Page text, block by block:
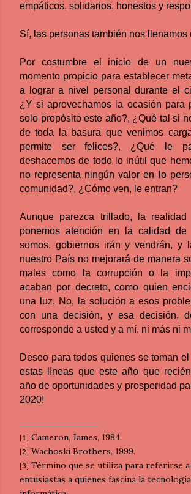
empáticos, solidarios, honestos y
Sí, las personas también nos llenamos
Por costumbre el inicio de un
momento propicio para establecer
a lograr a nivel personal durante el
¿Y si aprovechamos la ocasión para
solo propósito este año?, ¿Qué tal si
de toda la basura que venimos
permite ser felices?, ¿Qué le
deshacemos de todo lo inútil que
no representa ningún valor en lo
comunidad?, ¿Cómo ven, le entran?
Aunque parezca trillado, la
ponemos atención en la calidad de
somos, gobiernos irán y vendrán, y
nuestro País no mejorará de manera
males como la corrupción o la
acaban por decreto, como quien
una luz. No, la solución a esos
con una decisión, y esa decisión,
corresponde a usted y a mí, ni más ni
Deseo para todos quienes se toman
estas líneas que este año que
año de oportunidades y prosperidad
2020!
[1] Cameron, James, 1984.
[2] Wachoski Brothers, 1999.
[3] Término que se utiliza para referirse a
entusiastas a quienes fascina la